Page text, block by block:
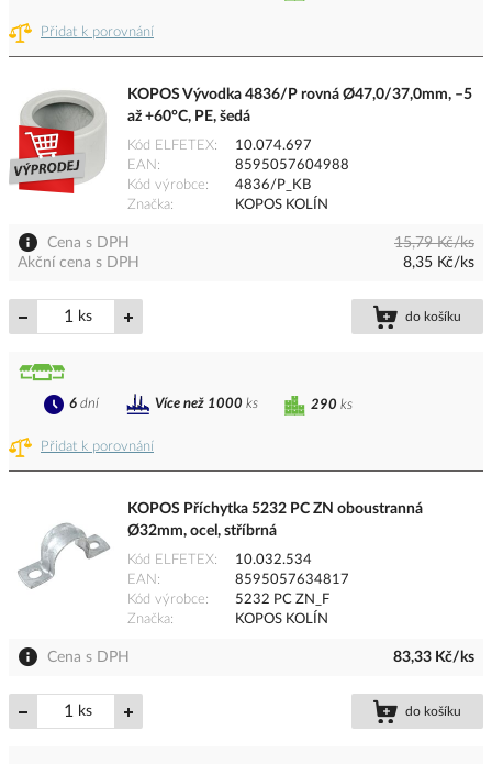
Přidat k porovnání
KOPOS Vývodka 4836/P rovná Ø47,0/37,0mm, –5
až +60°C, PE, šedá
Kód ELFETEX
10.074.697
EAN
8595057604988
Kód výrobce
4836/P_KB
Značka
KOPOS KOLÍN
Cena s DPH
15,79 Kč/ks
Akční cena s DPH
8,35 Kč/ks
ks do košíku
Přidat k porovnání
290 ks
6 dní Více než 1000 ks
KOPOS Příchytka 5232 PC ZN oboustranná
Ø32mm, ocel, stříbrná
Kód ELFETEX
10.032.534
EAN
8595057634817
Kód výrobce
5232 PC ZN_F
Značka
KOPOS KOLÍN
Cena s DPH 83,33 Kč/ks
ks do košíku